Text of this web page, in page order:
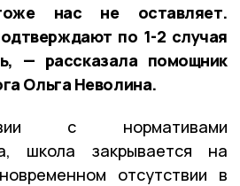
нас не оставляет.
по 1-2 случая
— рассказала помощник
Ольга Неволина.
с нормативами
школа закрывается на
отсутствии в